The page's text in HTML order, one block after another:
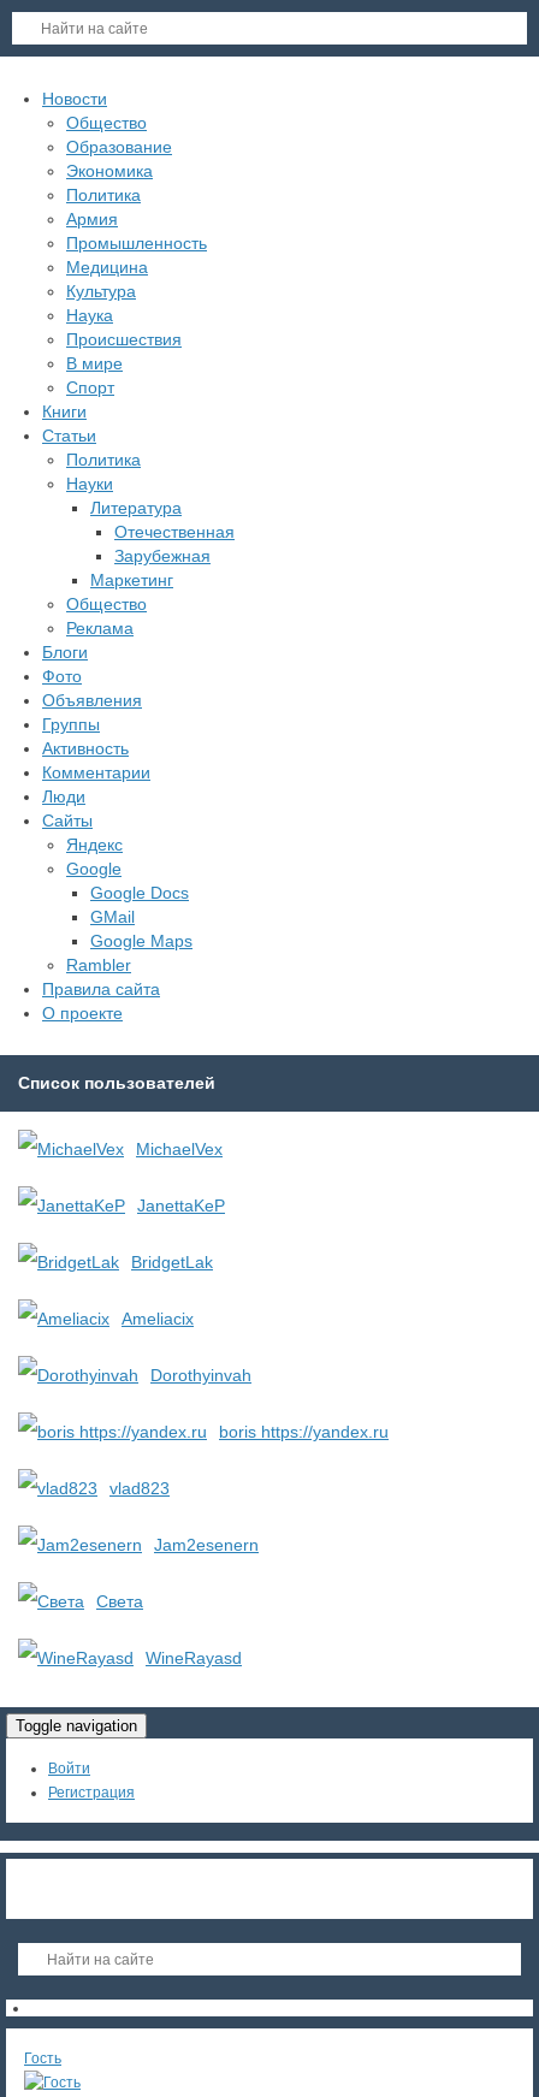
Новости
Общество
Образование
Экономика
Политика
Армия
Промышленность
Медицина
Культура
Наука
Происшествия
В мире
Спорт
Книги
Статьи
Политика
Науки
Литература
Отечественная
Зарубежная
Маркетинг
Общество
Реклама
Блоги
Фото
Объявления
Группы
Активность
Комментарии
Люди
Сайты
Яндекс
Google
Google Docs
GMail
Google Maps
Rambler
Правила сайта
О проекте
Список пользователей
MichaelVex
JanettaKeP
BridgetLak
Ameliacix
Dorothyinvah
boris https://yandex.ru
vlad823
Jam2esenern
Света
WineRayasd
Toggle navigation
Войти
Регистрация
Гость